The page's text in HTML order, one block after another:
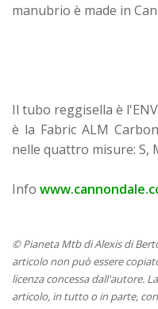
manubrio è made in
Il tubo reggisella è
è la Fabric ALM
nelle quattro misure: S,
Info
© Pianeta Mtb di Alexis di
articolo non può essere
licenza concessa dall'autore.
articolo, in tutto o in parte,